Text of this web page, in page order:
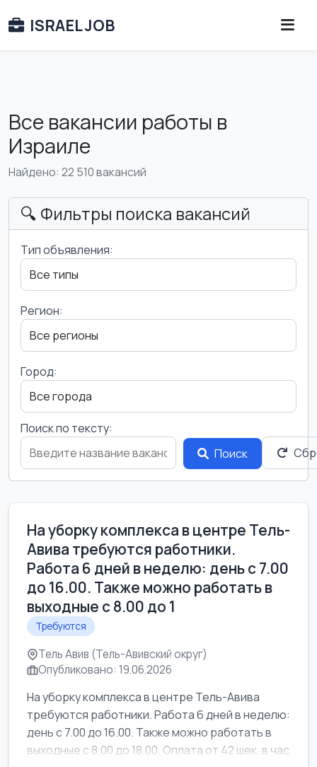
ISRAEL JOB
Все вакансии работы в
Израиле
Найдено: 22 510 вакансий
🔍 Фильтры поиска вакансий
Тип объявления:
Регион:
Город:
Поиск по тексту:
Поиск
На уборку комплекса в центре Тель-
Авива требуются работники.
Работа 6 дней в неделю: день с 7.00
до 16.00. Также можно работать в
выходные с 8.00 до 1
Требуются
Тель Авив (Тель-Авивский округ)
Опубликовано: 19.06.2026
На уборку комплекса в центре Тель-Авива
требуются работники. Работа 6 дней в неделю:
день с 7.00 до 16.00. Также можно работать в
выходные с 8.00 до 18.00. Оплата от 42 шек. в час